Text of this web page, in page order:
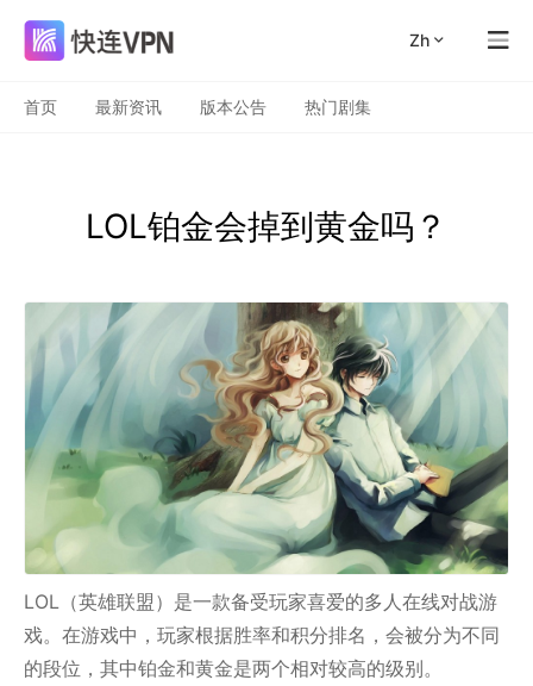
zh
首页 最新资讯 版本公告 热门剧集
LOL铂金会掉到黄金吗？
LOL（英雄联盟）是一款备受玩家喜爱的多人在线对战游
戏。在游戏中，玩家根据胜率和积分排名，会被分为不同
的段位，其中铂金和黄金是两个相对较高的级别。